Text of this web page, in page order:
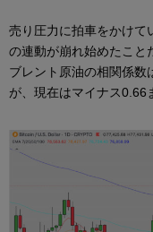
売り圧力に拍車をかけて
の連動が崩れ始めたこと
ブレント原油の相関係数
が、現在はマイナス0.66